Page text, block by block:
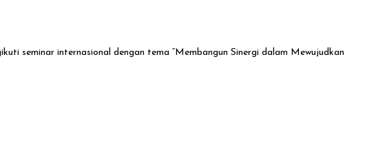
seminar internasional dengan tema “Membangun Sinergi dalam Mewujudkan